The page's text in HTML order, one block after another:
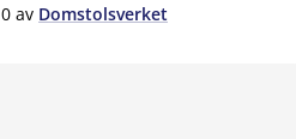
av Domstolsverket